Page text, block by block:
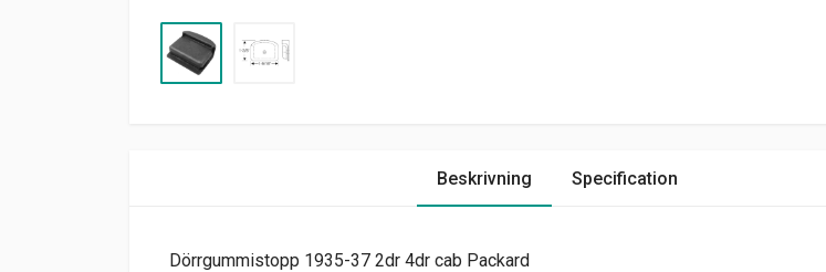
Beskrivning Specification
Dörrgummistopp 1935-37 2dr 4dr cab Packard